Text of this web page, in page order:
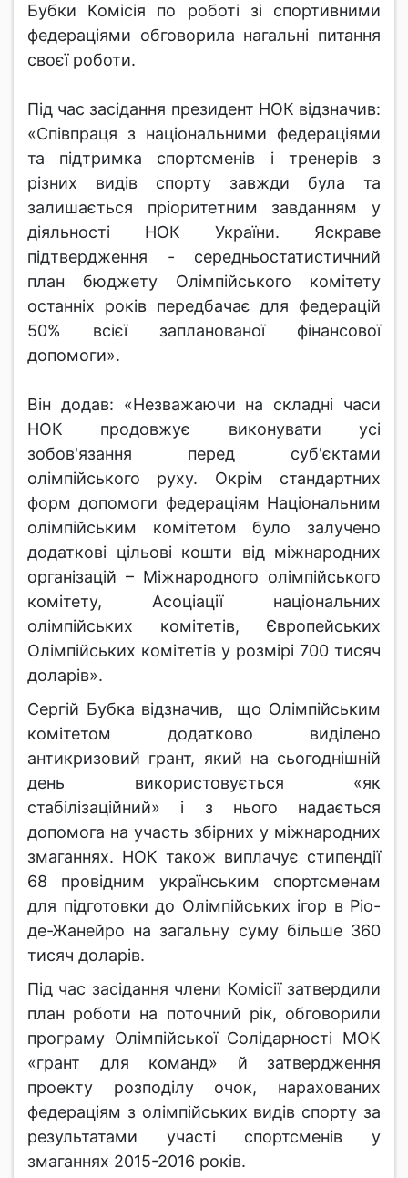
Бубки Комісія по роботі зі спортивними
федераціями обговорила нагальні питання
своєї роботи.
Під час засідання президент НОК відзначив:
«Співпраця з національними федераціями
та підтримка спортсменів і тренерів з
різних видів спорту завжди була та
залишається пріоритетним завданням у
діяльності НОК України. Яскраве
підтвердження - середньостатистичний
план бюджету Олімпійського комітету
останніх років передбачає для федерацій
50% всієї запланованої фінансової
допомоги».
Він додав: «Незважаючи на складні часи
НОК продовжує виконувати усі
зобов'язання перед суб'єктами
олімпійського руху. Окрім стандартних
форм допомоги федераціям Національним
олімпійським комітетом було залучено
додаткові цільові кошти від міжнародних
організацій – Міжнародного олімпійського
комітету, Асоціації національних
олімпійських комітетів, Європейських
Олімпійських комітетів у розмірі 700 тисяч
доларів».
Сергій Бубка відзначив, що Олімпійським
комітетом додатково виділено
антикризовий грант, який на сьогоднішній
день використовується «як
стабілізаційний» і з нього надається
допомога на участь збірних у міжнародних
змаганнях. НОК також виплачує стипендії
68 провідним українським спортсменам
для підготовки до Олімпійських ігор в Ріо-
де-Жанейро на загальну суму більше 360
тисяч доларів.
Під час засідання члени Комісії затвердили
план роботи на поточний рік, обговорили
програму Олімпійської Солідарності МОК
«грант для команд» й затвердження
проекту розподілу очок, нарахованих
федераціям з олімпійських видів спорту за
результатами участі спортсменів у
змаганнях 2015-2016 років.